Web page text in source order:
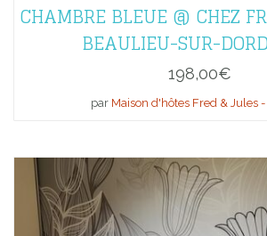
CHAMBRE BLEUE @ CHEZ
BEAULIEU-SUR-
198,00€
par Maison d'hôtes Fred & Jules